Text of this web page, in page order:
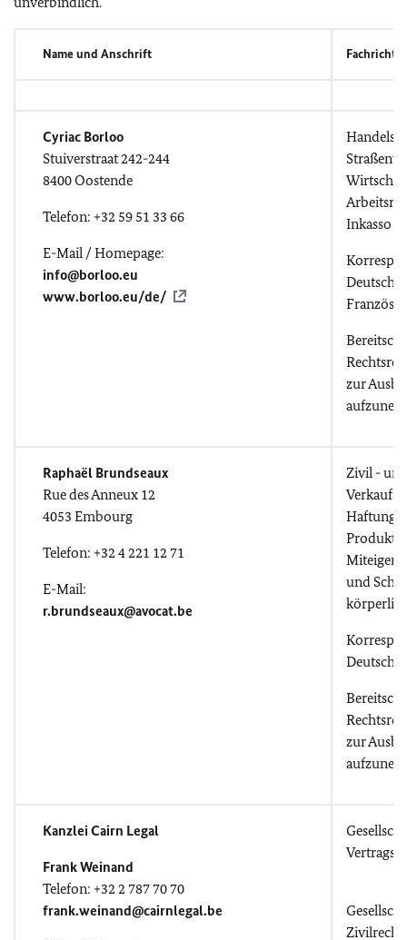
Name und Anschrift
Cyriac Borloo
Stuiverstraat 242-244
8400 Oostende
Telefon: +32 59 51 33 66
E-Mail / Homepage:
info@borloo.eu
www.borloo.eu/de/
Inkasso
Deutsch,
zur
Raphaël Brundseaux
Rue des Anneux 12
4053 Embourg
Telefon: +32 4 221 12 71
E-Mail:
r.brundseaux@avocat.be
Zivil -
Haftung
Produkte
und
Deutsch,
zur
Kanzlei Cairn Legal
Frank Weinand
Telefon: +32 2 787 70 70
frank.weinand@cairnlegal.be
Zivilrecht